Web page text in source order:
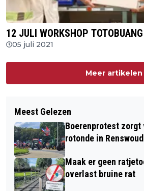
12 JULI WORKSHOP
05 juli 2021
Meer artikelen
Meest Gelezen
Boerenprotest
rotonde in
Maak er geen
overlast bruine rat